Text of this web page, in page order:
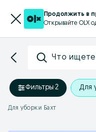
Продолжить в
Открывайте OLX
Что
Фильтры·2 Для
Для уборки Бахт